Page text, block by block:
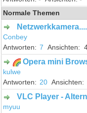
Normale Themen
Netzwerkkamera....
Conbey
7
Opera mini
kulwe
20
VLC Player -
myuu